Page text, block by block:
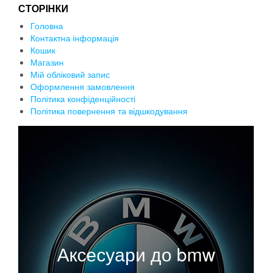
СТОРІНКИ
Головна
Контактна інформація
Кошик
Магазин
Мій обліковий запис
Оформлення замовлення
Політика конфіденційності
Політика повернення та відшкодування
Аксесуари до bmw